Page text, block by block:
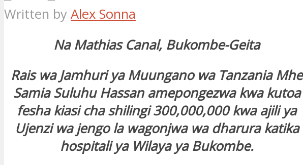
Written by Alex Sonna
Na Mathias Canal, Bukombe-Geita
Rais wa Jamhuri ya Muungano wa Tanzania Mhe
Samia Suluhu Hassan amepongezwa kwa kutoa
fesha kiasi cha shilingi 300,000,000 kwa ajili ya
Ujenzi wa jengo la wagonjwa wa dharura katika
hospitali ya Wilaya ya Bukombe.